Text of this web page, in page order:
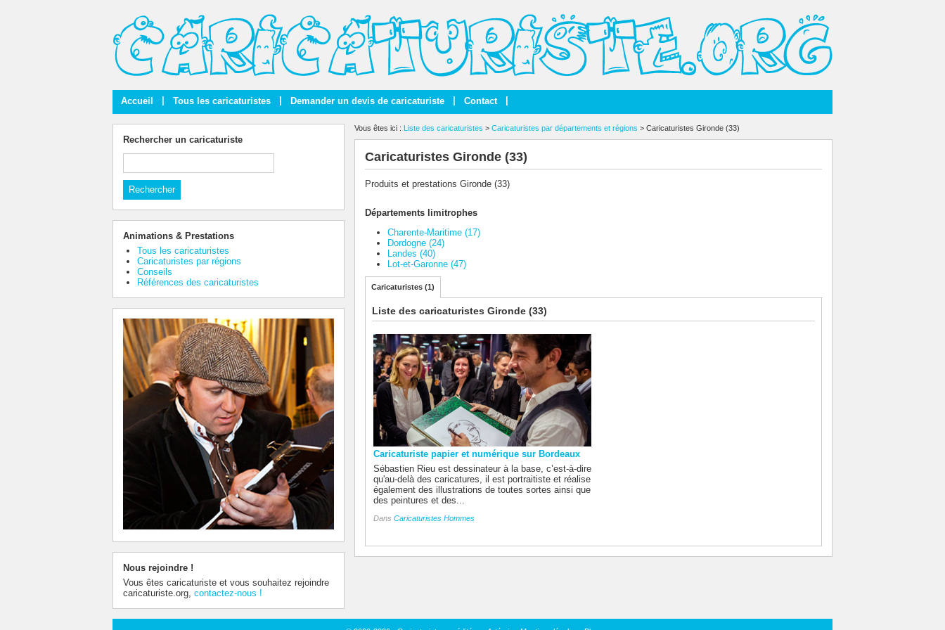
Accueil Tous les caricaturistes Demander un devis de caricaturiste Contact
Vous êtes ici : Liste des caricaturistes > Caricaturistes par départements et régions > Caricaturistes Gironde (33)
Caricaturistes Gironde (33)
Produits et prestations Gironde (33)
Départements limitrophes
Charente-Maritime (17)
Dordogne (24)
Landes (40)
Lot-et-Garonne (47)
Caricaturistes (1)
Liste des caricaturistes Gironde (33)
Caricaturiste papier et numérique sur Bordeaux
Sébastien Rieu est dessinateur à la base, c’est-à-dire
qu'au-delà des caricatures, il est portraitiste et réalise
également des illustrations de toutes sortes ainsi que
des peintures et des...
Dans Caricaturistes Hommes
Rechercher un caricaturiste
Animations & Prestations
Tous les caricaturistes
Caricaturistes par régions
Conseils
Références des caricaturistes
Nous rejoindre !
Vous êtes caricaturiste et vous souhaitez rejoindre
caricaturiste.org, contactez-nous !